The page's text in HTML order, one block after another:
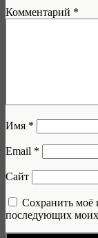
Комментарий *
Имя *
Email *
Сайт
Сохранить моё
последующих